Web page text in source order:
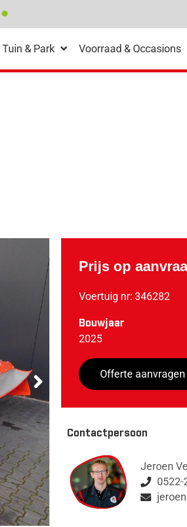
Tuin & Park Voorraad & Occasions
Prijs op
Voertuig nr: 346282
Bouwjaar
2025
Offerte aanvragen
Contactpersoon
Jeroen
0522-